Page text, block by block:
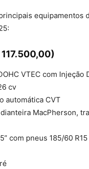
equipamentos
VTEC com Injeção
cv
automática CVT
MacPherson,
com pneus 185/60 R15